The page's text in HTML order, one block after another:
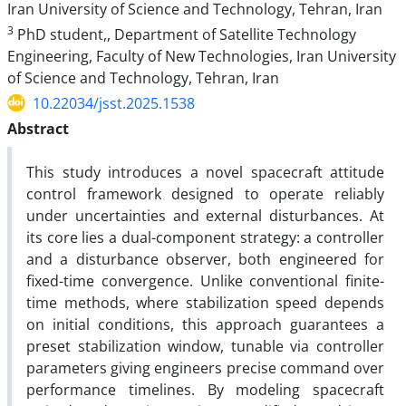
Iran University of Science and Technology, Tehran, Iran
3 PhD student,, Department of Satellite Technology
Engineering, Faculty of New Technologies, Iran University
of Science and Technology, Tehran, Iran
10.22034/jsst.2025.1538
Abstract
This study introduces a novel spacecraft attitude
control framework designed to operate reliably
under uncertainties and external disturbances. At
its core lies a dual-component strategy: a controller
and a disturbance observer, both engineered for
fixed-time convergence. Unlike conventional finite-
time methods, where stabilization speed depends
on initial conditions, this approach guarantees a
preset stabilization window, tunable via controller
parameters giving engineers precise command over
performance timelines. By modeling spacecraft